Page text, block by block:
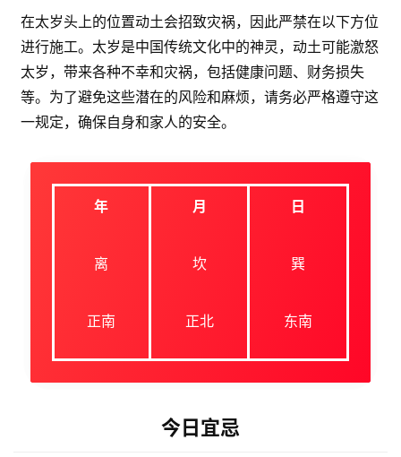
在太岁头上的位置动土会招致灾祸，因此严禁在以下方位
进行施工。太岁是中国传统文化中的神灵，动土可能激怒
太岁，带来各种不幸和灾祸，包括健康问题、财务损失
等。为了避免这些潜在的风险和麻烦，请务必严格遵守这
一规定，确保自身和家人的安全。
年
离
正南
月
坎
正北
日
巽
东南
今日宜忌